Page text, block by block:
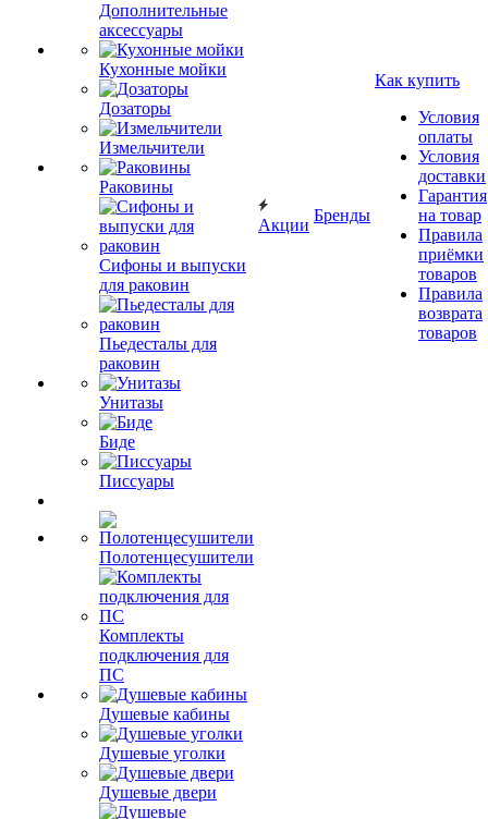
Дополнительные
аксессуары
Кухонные мойки
Дозаторы
Измельчители
Раковины
Сифоны и выпуски
для раковин
Пьедесталы для
раковин
Унитазы
Биде
Писсуары
Полотенцесушители
Комплекты
подключения для
ПС
Душевые кабины
Душевые уголки
Душевые двери
Акции
Бренды
Как купить
Условия
оплаты
Условия
доставки
Гарантия
на товар
Правила
приёмки
товаров
Правила
возврата
товаров